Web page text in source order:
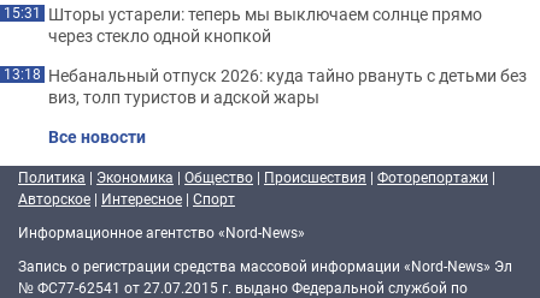
15:31 Шторы устарели: теперь мы выключаем солнце прямо
через стекло одной кнопкой
13:18 Небанальный отпуск 2026: куда тайно рвануть с детьми без
виз, толп туристов и адской жары
Все новости
Политика | Экономика | Общество | Происшествия | Фоторепортажи |
Авторское | Интересное | Спорт
Информационное агентство «Nord-News»
Запись о регистрации средства массовой информации «Nord-News» Эл
№ ФС77-62541 от 27.07.2015 г. выдано Федеральной службой по